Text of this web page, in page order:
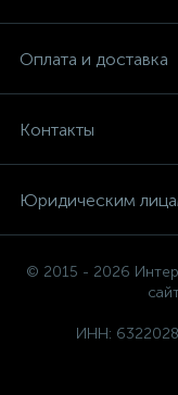
Оплата и доставка
Контакты
Юридическим
© 2015 - 2026
ИНН: